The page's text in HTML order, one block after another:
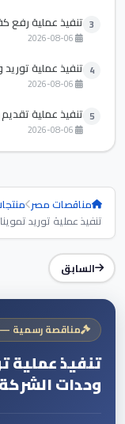
3 تنفيذ عملية رفع
4 تنفيذ عملية
5 تنفيذ عملية
مناقصات مصر
تنفيذ عملية توريد
السابق
مناقصة رسمية —
تنفيذ عملية
وحدات